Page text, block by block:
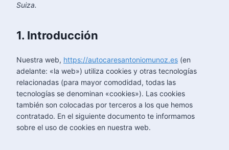
Suiza.
1. Introducción
Nuestra web, https://autocaresantoniomunoz.es (en
adelante: «la web») utiliza cookies y otras tecnologías
relacionadas (para mayor comodidad, todas las
tecnologías se denominan «cookies»). Las cookies
también son colocadas por terceros a los que hemos
contratado. En el siguiente documento te informamos
sobre el uso de cookies en nuestra web.